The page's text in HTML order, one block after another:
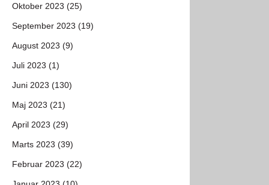
Oktober 2023 (25)
September 2023 (19)
August 2023 (9)
Juli 2023 (1)
Juni 2023 (130)
Maj 2023 (21)
April 2023 (29)
Marts 2023 (39)
Februar 2023 (22)